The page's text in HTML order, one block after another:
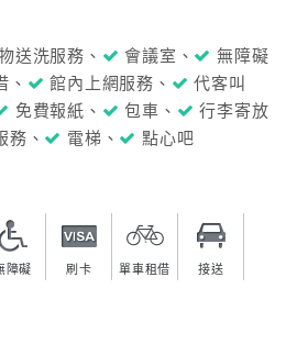
送洗服務、 會議室、
無障礙
、 館內上網服務、
代客叫
免費報紙、 包車、
行李寄放
務、 電梯、 點心吧
障礙 刷卡 單車租借 接送